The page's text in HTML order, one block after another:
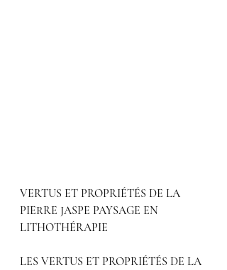
VERTUS ET PROPRIÉTÉS DE LA
PIERRE JASPE PAYSAGE EN
LITHOTHÉRAPIE
LES VERTUS ET PROPRIÉTÉS DE LA